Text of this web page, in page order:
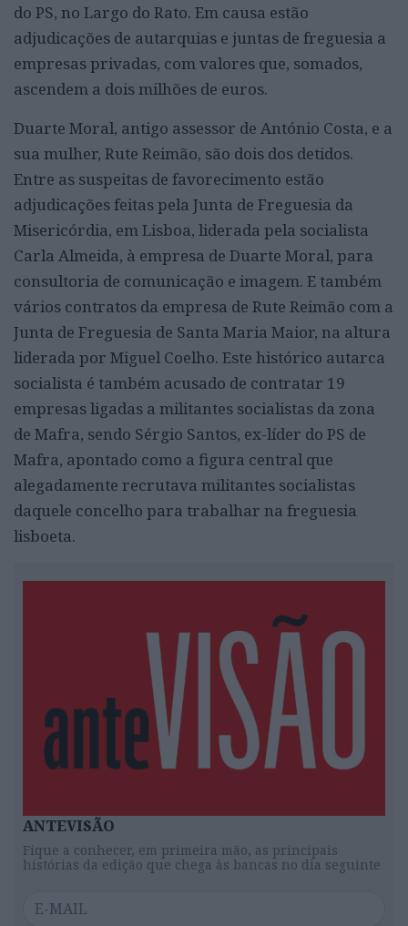
do PS, no Largo do Rato. Em causa estão
adjudicações de autarquias e juntas de freguesia a
empresas privadas, com valores que, somados,
ascendem a dois milhões de euros.
Duarte Moral, antigo assessor de António Costa, e a
sua mulher, Rute Reimão, são dois dos detidos.
Entre as suspeitas de favorecimento estão
adjudicações feitas pela Junta de Freguesia da
Misericórdia, em Lisboa, liderada pela socialista
Carla Almeida, à empresa de Duarte Moral, para
consultoria de comunicação e imagem. E também
vários contratos da empresa de Rute Reimão com a
Junta de Freguesia de Santa Maria Maior, na altura
liderada por Miguel Coelho. Este histórico autarca
socialista é também acusado de contratar 19
empresas ligadas a militantes socialistas da zona
de Mafra, sendo Sérgio Santos, ex-líder do PS de
Mafra, apontado como a figura central que
alegadamente recrutava militantes socialistas
daquele concelho para trabalhar na freguesia
lisboeta.
ANTEVISÃO
Fique a conhecer, em primeira mão, as principais
histórias da edição que chega às bancas no dia seguinte